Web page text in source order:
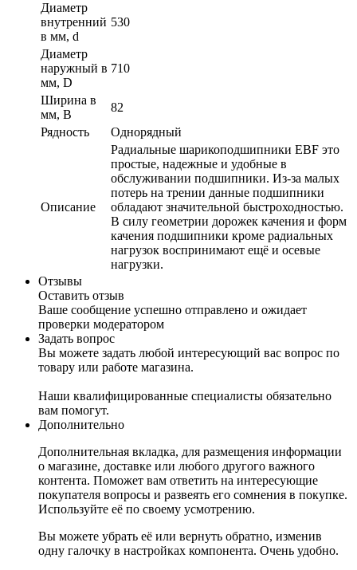
Диаметр
внутренний
в мм, d
530
Диаметр
наружный в
мм, D
710
Ширина в
мм, B
82
Рядность
Однорядный
Описание
Радиальные шарикоподшипники EBF это
простые, надежные и удобные в
обслуживании подшипники. Из-за малых
потерь на трении данные подшипники
обладают значительной быстроходностью.
В силу геометрии дорожек качения и форм
качения подшипники кроме радиальных
нагрузок воспринимают ещё и осевые
нагрузки.
Отзывы
Оставить отзыв
Ваше сообщение успешно отправлено и ожидает
проверки модератором
Задать вопрос
Вы можете задать любой интересующий вас вопрос по
товару или работе магазина.
Наши квалифицированные специалисты обязательно
вам помогут.
Дополнительно
Дополнительная вкладка, для размещения информации
о магазине, доставке или любого другого важного
контента. Поможет вам ответить на интересующие
покупателя вопросы и развеять его сомнения в покупке.
Используйте её по своему усмотрению.
Вы можете убрать её или вернуть обратно, изменив
одну галочку в настройках компонента. Очень удобно.